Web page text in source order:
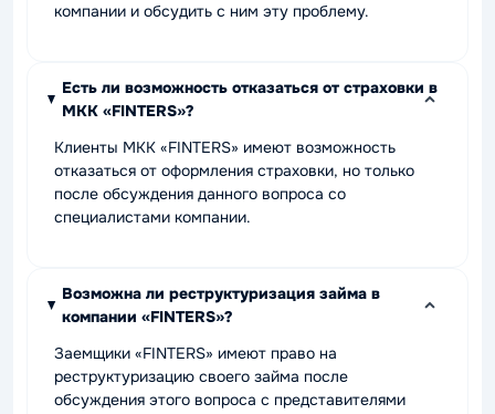
компании и обсудить с ним эту проблему.
Есть ли возможность отказаться от страховки в
МКК «FINTERS»?
Клиенты МКК «FINTERS» имеют возможность
отказаться от оформления страховки, но только
после обсуждения данного вопроса со
специалистами компании.
Возможна ли реструктуризация займа в
компании «FINTERS»?
Заемщики «FINTERS» имеют право на
реструктуризацию своего займа после
обсуждения этого вопроса с представителями